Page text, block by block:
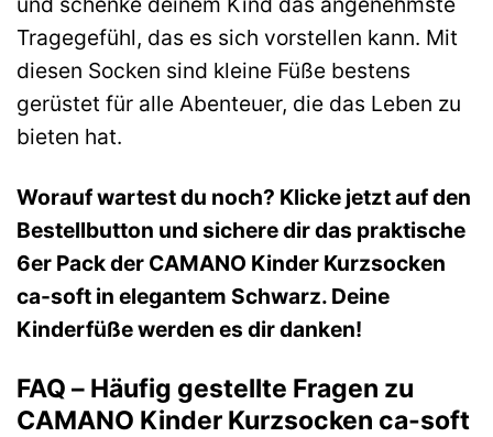
Tragegefühl, das es sich vorstellen kann. Mit
diesen Socken sind kleine Füße bestens
gerüstet für alle Abenteuer, die das Leben zu
bieten hat.
Worauf wartest du noch? Klicke jetzt auf den
Bestellbutton und sichere dir das praktische
6er Pack der CAMANO Kinder Kurzsocken
ca-soft in elegantem Schwarz. Deine
Kinderfüße werden es dir danken!
FAQ – Häufig gestellte Fragen zu
CAMANO Kinder Kurzsocken ca-soft